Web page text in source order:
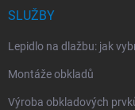
SLUŽBY
Lepidlo na dlažbu: jak
Montáže obkladů
Výroba obkladových